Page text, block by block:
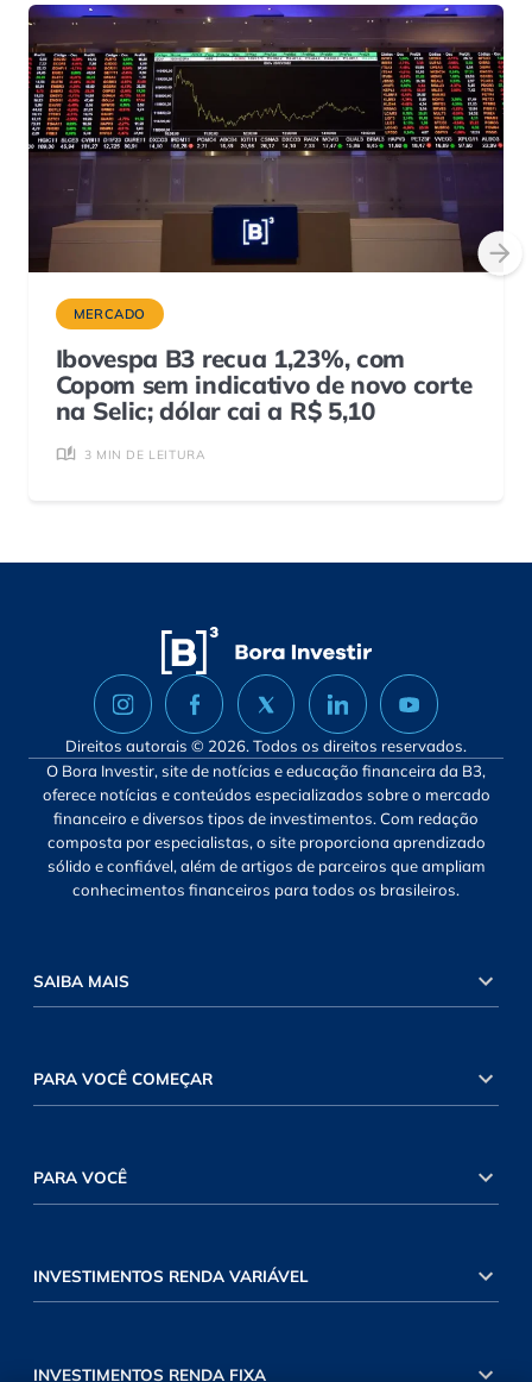
MERCADO
Ibovespa B3 recua 1,23%, com
Copom sem indicativo de novo corte
na Selic; dólar cai a R$ 5,10
3 MIN DE LEITURA
Direitos autorais © 2026. Todos os direitos reservados.
O Bora Investir, site de notícias e educação financeira da B3,
oferece notícias e conteúdos especializados sobre o mercado
financeiro e diversos tipos de investimentos. Com redação
composta por especialistas, o site proporciona aprendizado
sólido e confiável, além de artigos de parceiros que ampliam
conhecimentos financeiros para todos os brasileiros.
SAIBA MAIS
PARA VOCÊ COMEÇAR
PARA VOCÊ
INVESTIMENTOS RENDA VARIÁVEL
INVESTIMENTOS RENDA FIXA